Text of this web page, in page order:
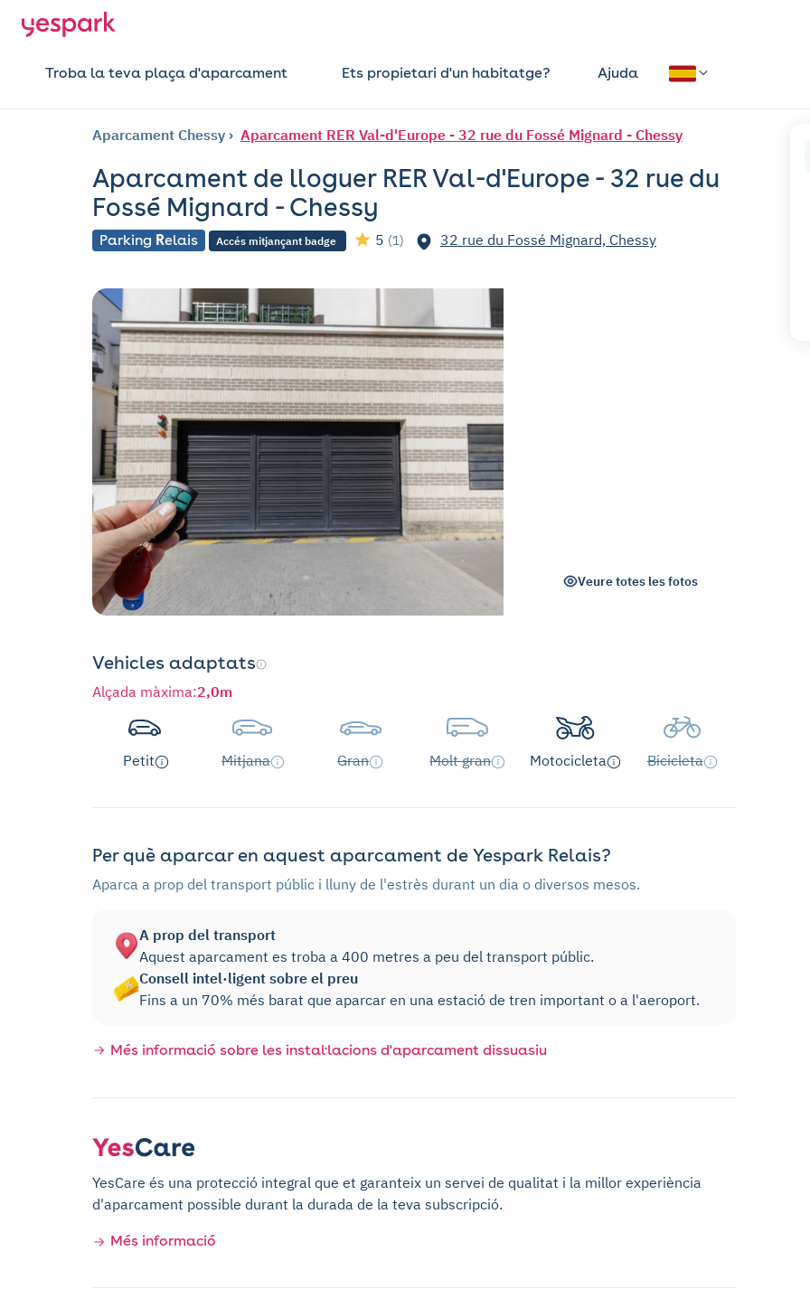
Troba la teva plaça d'aparcament Ets propietari d'un habitatge? Ajuda
Aparcament Chessy Aparcament RER Val-d'Europe - 32 rue du Fossé Mignard - Chessy
Aparcament de lloguer RER Val-d'Europe - 32 rue du
Fossé Mignard - Chessy
Parking Relais Accés mitjançant badge 5 (1) 32 rue du Fossé Mignard, Chessy
Veure totes les fotos
Vehicles adaptats
Alçada màxima:2,0m
Petit Mitjana Gran Molt gran Motocicleta Bicicleta
Per què aparcar en aquest aparcament de Yespark Relais?
Aparca a prop del transport públic i lluny de l'estrès durant un dia o diversos mesos.
A prop del transport
Aquest aparcament es troba a 400 metres a peu del transport públic.
Consell intel·ligent sobre el preu
Fins a un 70% més barat que aparcar en una estació de tren important o a l'aeroport.
Més informació sobre les instal·lacions d'aparcament dissuasiu
YesCare és una protecció integral que et garanteix un servei de qualitat i la millor experiència
d'aparcament possible durant la durada de la teva subscripció.
Més informació